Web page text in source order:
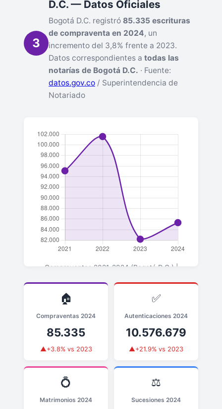
3
D.C. — Datos Oficiales
Bogotá D.C. registró 85.335 escrituras
de compraventa en 2024, un
incremento del 3,8% frente a 2023.
Datos correspondientes a todas las
notarías de Bogotá D.C. · Fuente:
datos.gov.co / Superintendencia de
Notariado
Compraventas 2021-2024 (Bogotá D.C.) |
🏠
Compraventas 2024
85.335
▲+3.8% vs 2023
✅
Autenticaciones 2024
10.576.679
▲+21.9% vs 2023
💍
Matrimonios 2024
⚖️
Sucesiones 2024